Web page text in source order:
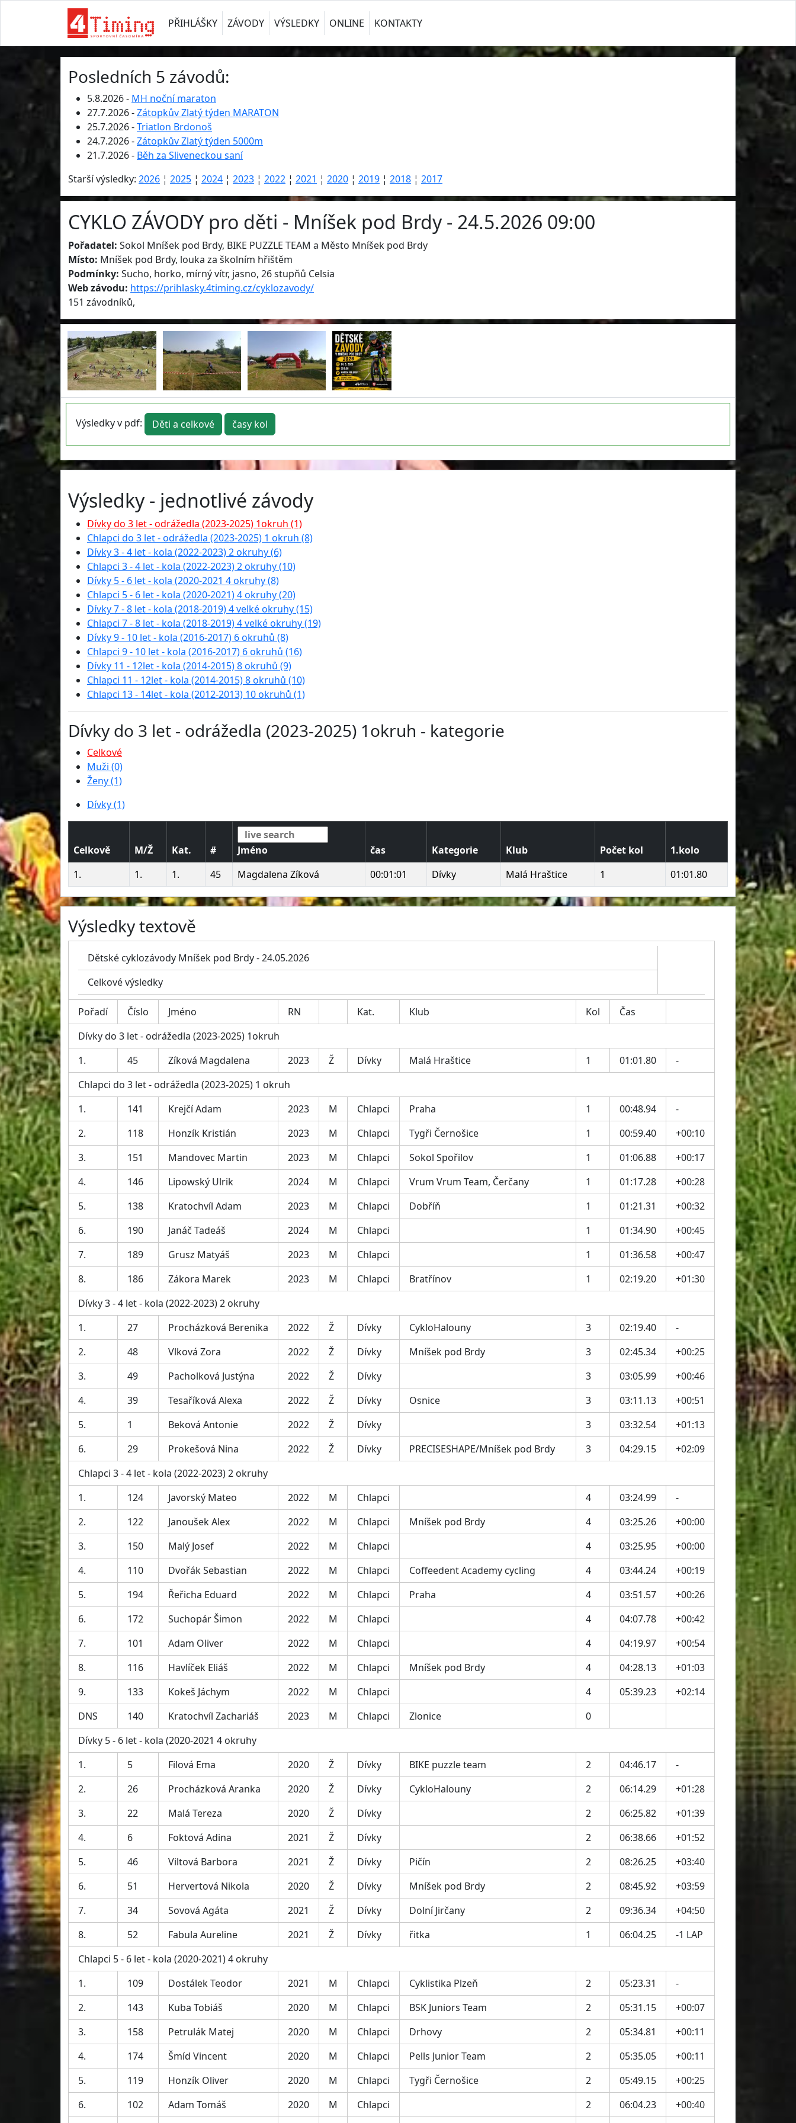
PŘIHLÁŠKY ZÁVODY VÝSLEDKY ONLINE KONTAKTY
Posledních 5 závodů:
5.8.2026 - MH noční maraton
27.7.2026 -Zátopkův Zlatý týden MARATON
25.7.2026 -Triatlon Brdonoš
24.7.2026 -Zátopkův Zlatý týden 5000m
21.7.2026 - Běh za Sliveneckou saní
Starší výsledky: 2026 ¦ 2025 ¦ 2024 ¦ 2023 ¦ 2022 ¦ 2021 ¦ 2020 ¦ 2019 ¦ 2018 ¦ 2017
CYKLO ZÁVODY pro děti - Mníšek pod Brdy - 24.5.2026 09:00
Pořadatel: Sokol Mníšek pod Brdy, BIKE PUZZLE TEAM a Město Mníšek pod Brdy
Místo: Mníšek pod Brdy, louka za školním hřištěm
Podmínky: Sucho, horko, mírný vítr, jasno, 26 stupňů Celsia
Web závodu: https://prihlasky.4timing.cz/cyklozavody/
151 závodníků,
Výsledky v pdf: Děti a celkové časy kol
Výsledky - jednotlivé závody
Dívky do 3 let - odrážedla (2023-2025) 1okruh (1)
Chlapci do 3 let - odrážedla (2023-2025) 1 okruh (8)
Dívky 3 - 4 let - kola (2022-2023) 2 okruhy (6)
Chlapci 3 - 4 let - kola (2022-2023) 2 okruhy (10)
Dívky 5 - 6 let - kola (2020-2021 4 okruhy (8)
Chlapci 5 - 6 let - kola (2020-2021) 4 okruhy (20)
Dívky 7 - 8 let - kola (2018-2019) 4 velké okruhy (15)
Chlapci 7 - 8 let - kola (2018-2019) 4 velké okruhy (19)
Dívky 9 - 10 let - kola (2016-2017) 6 okruhů (8)
Chlapci 9 - 10 let - kola (2016-2017) 6 okruhů (16)
Dívky 11 - 12let - kola (2014-2015) 8 okruhů (9)
Chlapci 11 - 12let - kola (2014-2015) 8 okruhů (10)
Chlapci 13 - 14let - kola (2012-2013) 10 okruhů (1)
Dívky do 3 let - odrážedla (2023-2025) 1okruh - kategorie
Celkové
Muži (0)
Ženy (1)
Dívky (1)
Celkově M/Ž Kat. # Jméno čas Kategorie Klub Počet kol
1.kolo
1.
1. 1. 45 Magdalena Zíková 00:01:01 Dívky Malá Hraštice 1 01:01.80
Výsledky textově
Dětské cyklozávody Mníšek pod Brdy - 24.05.2026
Celkové výsledky
Pořadí Číslo Jméno RN Kat. Klub Kol
Čas
Dívky do 3 let - odrážedla (2023-2025) 1okruh
1.
45 Zíková Magdalena 2023 Ž Dívky Malá Hraštice 1 01:01.80
-
Chlapci do 3 let - odrážedla (2023-2025) 1 okruh
1.
141 Krejčí Adam 2023 M Chlapci Praha 1 00:48.94
-
2.
118 Honzík Kristián 2023 M Chlapci Tygři Černošice 1 00:59.40
+00:10
3.
151 Mandovec Martin 2023 M Chlapci Sokol Spořilov 1 01:06.88
+00:17
4.
146 Lipowský Ulrik 2024 M Chlapci Vrum Vrum Team, Čerčany 1 01:17.28
+00:28
5.
138 Kratochvíl Adam 2023 M Chlapci Dobříň 1 01:21.31
+00:32
6.
190 Janáč Tadeáš 2024 M Chlapci 1 01:34.90
+00:45
7.
189 Grusz Matyáš 2023 M Chlapci 1 01:36.58
+00:47
8.
186 Zákora Marek 2023 M Chlapci Bratřínov 1 02:19.20
+01:30
Dívky 3 - 4 let - kola (2022-2023) 2 okruhy
1.
27 Procházková Berenika 2022 Ž Dívky CykloHalouny 3 02:19.40
-
2.
48 Vlková Zora 2022 Ž Dívky Mníšek pod Brdy 3 02:45.34
+00:25
3.
49 Pacholková Justýna 2022 Ž Dívky 3 03:05.99
+00:46
4.
39 Tesaříková Alexa 2022 Ž Dívky Osnice 3 03:11.13
+00:51
5.
1 Beková Antonie 2022 Ž Dívky 3 03:32.54
+01:13
6.
29 Prokešová Nina 2022 Ž Dívky PRECISESHAPE/Mníšek pod Brdy 3 04:29.15
+02:09
Chlapci 3 - 4 let - kola (2022-2023) 2 okruhy
1.
124 Javorský Mateo 2022 M Chlapci 4 03:24.99
-
2.
122 Janoušek Alex 2022 M Chlapci Mníšek pod Brdy 4 03:25.26
+00:00
3.
150 Malý Josef 2022 M Chlapci 4 03:25.95
+00:00
4.
110 Dvořák Sebastian 2022 M Chlapci Coffeedent Academy cycling 4 03:44.24
+00:19
5.
194 Řeřicha Eduard 2022 M Chlapci Praha 4 03:51.57
+00:26
6.
172 Suchopár Šimon 2022 M Chlapci 4 04:07.78
+00:42
7.
101 Adam Oliver 2022 M Chlapci 4 04:19.97
+00:54
8.
116 Havlíček Eliáš 2022 M Chlapci Mníšek pod Brdy 4 04:28.13
+01:03
9.
133 Kokeš Jáchym 2022 M Chlapci 4 05:39.23
+02:14
DNS
140 Kratochvíl Zachariáš 2023 M Chlapci Zlonice
0
Dívky 5 - 6 let - kola (2020-2021 4 okruhy
1.
5 Filová Ema 2020 Ž Dívky BIKE puzzle team 2 04:46.17
-
2.
26 Procházková Aranka 2020 Ž Dívky CykloHalouny 2 06:14.29
+01:28
3.
22 Malá Tereza 2020 Ž Dívky 2 06:25.82
+01:39
4.
6 Foktová Adina 2021 Ž Dívky 2 06:38.66
+01:52
5.
46 Viltová Barbora 2021 Ž Dívky Pičín 2 08:26.25
+03:40
6.
51 Hervertová Nikola 2020 Ž Dívky Mníšek pod Brdy 2 08:45.92
+03:59
7.
34 Sovová Agáta 2021 Ž Dívky Dolní Jirčany 2 09:36.34
+04:50
8.
52 Fabula Aureline 2021 Ž Dívky řitka 1 06:04.25
-1 LAP
Chlapci 5 - 6 let - kola (2020-2021) 4 okruhy
1.
109 Dostálek Teodor 2021 M Chlapci Cyklistika Plzeň 2 05:23.31
-
2.
143 Kuba Tobiáš 2020 M Chlapci BSK Juniors Team 2 05:31.15
+00:07
3.
158 Petrulák Matej 2020 M Chlapci Drhovy 2 05:34.81
+00:11
4.
174 Šmíd Vincent 2020 M Chlapci Pells Junior Team 2 05:35.05
+00:11
5.
119 Honzík Oliver 2020 M Chlapci Tygři Černošice 2 05:49.15
+00:25
6.
102 Adam Tomáš 2020 M Chlapci 2 06:04.23
+00:40